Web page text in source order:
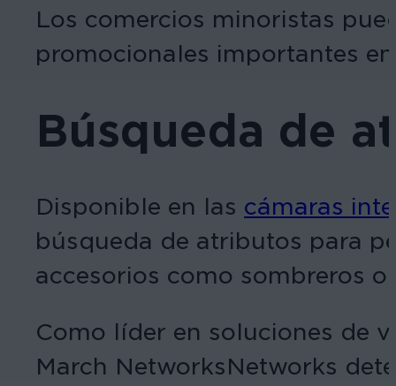
Los comercios minoristas
promocionales importantes
Búsqueda de
Disponible en las cámaras
búsqueda de atributos para
accesorios como sombreros o
Como líder en soluciones de
March NetworksNetworks